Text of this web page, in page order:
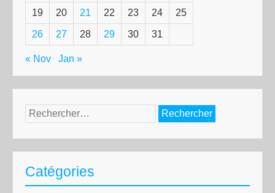
19 20 21 22 23 24 25
26 27 28 29 30 31
« Nov Jan »
Rechercher :
Catégories